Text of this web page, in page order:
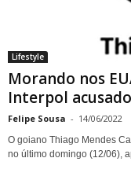
Lifestyle
Morando nos
Interpol
Felipe Sousa - 14/06/2022
O goiano Thiago Mendes
no último domingo (12/06),